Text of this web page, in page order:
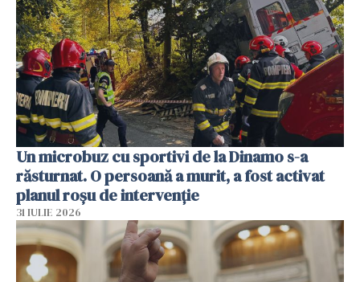
Un microbuz cu sportivi de la Dinamo s-a
răsturnat. O persoană a murit, a fost activat
planul roșu de intervenție
31 IULIE 2026